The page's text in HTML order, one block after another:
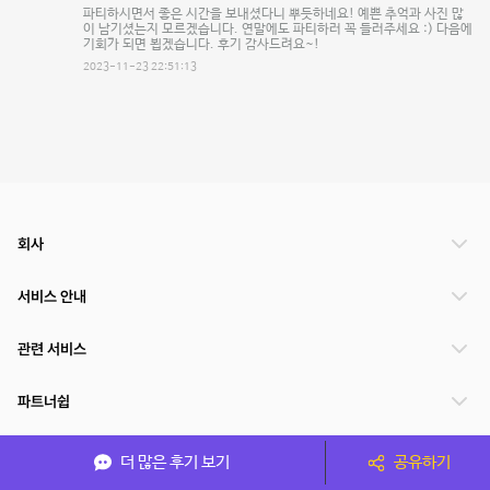
파티하시면서 좋은 시간을 보내셨다니 뿌듯하네요! 예쁜 추억과 사진 많
이 남기셨는지 모르겠습니다. 연말에도 파티하러 꼭 들러주세요 :) 다음에
기회가 되면 뵙겠습니다. 후기 감사드려요~!
2023-11-23 22:51:13
더 많은 후기 보기 공유하기
회사
서비스 안내
관련 서비스
파트너쉽
서비스 제공 국가